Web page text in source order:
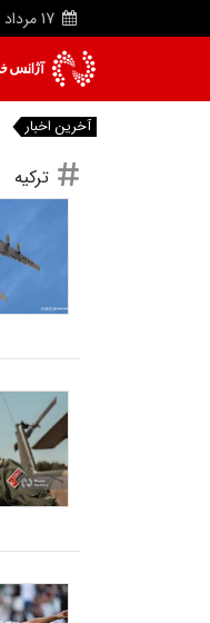
17 مرداد
آخرین اخبار
ترکیه